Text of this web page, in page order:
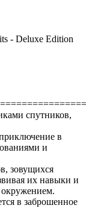
- Deluxe Edition
спутников,
в
и
зовущихся
их навыки и
в заброшенное